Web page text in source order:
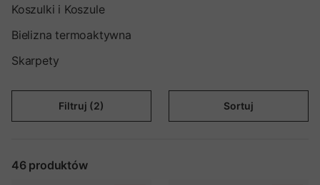
Koszulki i Koszule
Bielizna termoaktywna
Skarpety
Filtruj (2) Sortuj
46 produktów